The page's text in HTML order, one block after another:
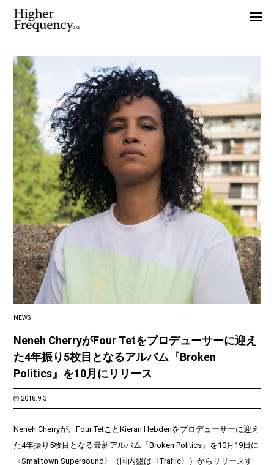
NEWS
Neneh CherryがFour Tetをプロデューサーに迎え
た4年振り5枚目となるアルバム『Broken
Politics』を10月にリリース
2018.9.3
Neneh Cherryが、Four TetことKieran Hebdenをプロデューサーに迎え
た4年振り5枚目となる最新アルバム『Broken Politics』を10月19日に
〈Smalltown Supersound〉（国内盤は〈Trafiic〉）からリリースす
Interview
Highlight
Report